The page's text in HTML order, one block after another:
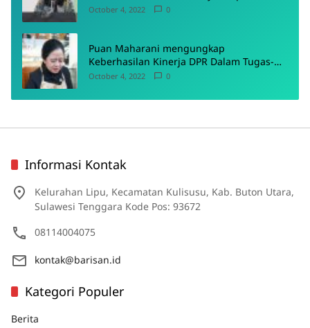
October 4, 2022 0
Puan Maharani mengungkap
Keberhasilan Kinerja DPR Dalam Tugas-
Tugas Pokoknya
October 4, 2022 0
Informasi Kontak
Kelurahan Lipu, Kecamatan Kulisusu, Kab. Buton Utara,
Sulawesi Tenggara Kode Pos: 93672
08114004075
kontak@barisan.id
Kategori Populer
Berita